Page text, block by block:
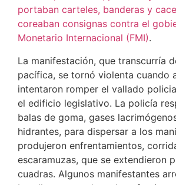
portaban carteles, banderas y
coreaban consignas contra el
Monetario Internacional (FMI).
La manifestación, que transcurría
pacífica, se tornó violenta cuando
intentaron romper el vallado
el edificio legislativo. La policía
balas de goma, gases
hidrantes, para dispersar a los
produjeron enfrentamientos,
escaramuzas, que se extendieron
cuadras. Algunos manifestantes